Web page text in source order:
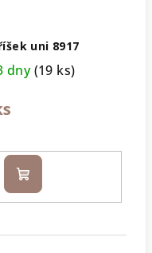
uni 8917
dny(19 ks)
Do
košíku